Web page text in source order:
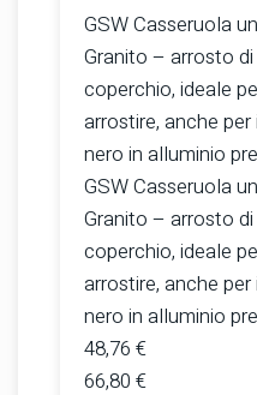
GSW Casseruola
Granito – arrosto
coperchio, ideale
arrostire, anche
nero in alluminio
GSW Casseruola
Granito – arrosto
coperchio, ideale
arrostire, anche
nero in alluminio
48,76 €
66,80 €